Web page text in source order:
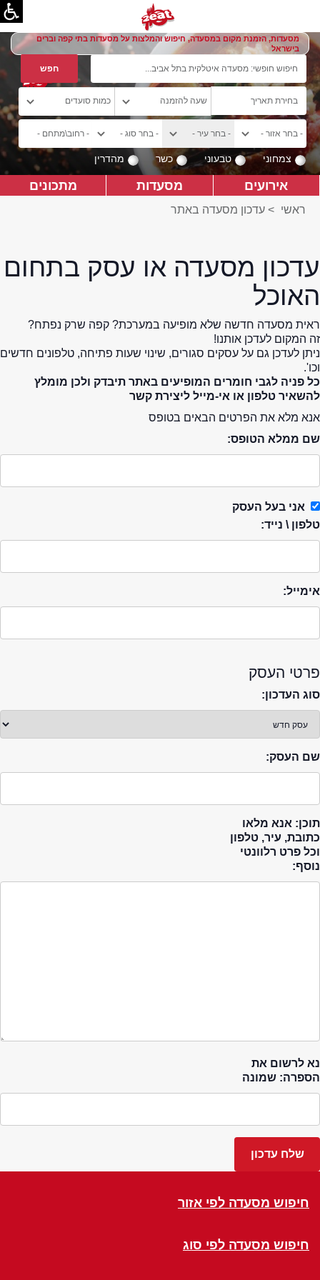
מסעדות, הזמנת מקום במסעדה, חיפוש והמלצות על מסעדות בתי קפה וברים
בישראל
צמחוני טבעוני כשר מהדרין
אירועים מסעדות מתכונים
ראשי > עדכון מסעדה באתר
עדכון מסעדה או עסק בתחום
האוכל
ראית מסעדה חדשה שלא מופיעה במערכת? קפה שרק נפתח?
זה המקום לעדכן אותנו!
ניתן לעדכן גם על עסקים סגורים, שינוי שעות פתיחה, טלפונים חדשים
וכו'.
כל פניה לגבי חומרים המופיעים באתר תיבדק ולכן מומלץ
להשאיר טלפון או אי-מייל ליצירת קשר
אנא מלא את הפרטים הבאים בטופס
שם ממלא הטופס:
אני בעל העסק
טלפון \ נייד:
אימייל:
פרטי העסק
סוג העדכון:
שם העסק:
תוכן: אנא מלאו
כתובת, עיר, טלפון
וכל פרט רלוונטי
נוסף:
נא לרשום את
הספרה: שמונה
חיפוש מסעדה לפי אזור
חיפוש מסעדה לפי סוג